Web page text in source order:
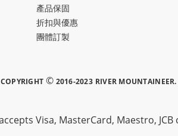
產品保固
折扣與優惠
團體訂製
COPYRIGHT © 2016-2023 RIVER MOUNTAINEER.